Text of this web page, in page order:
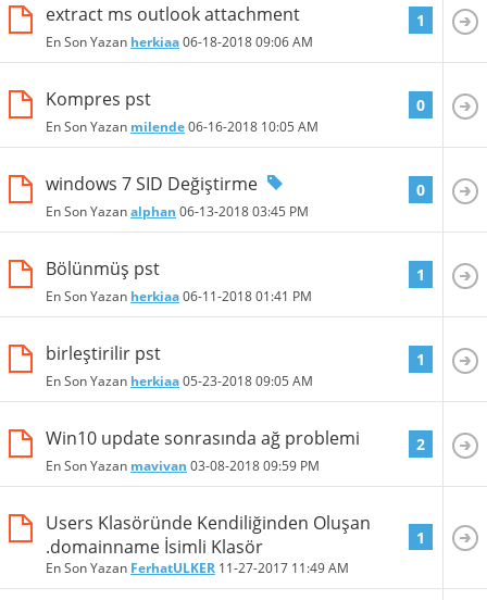
extract ms outlook attachment
En Son Yazan herkiaa06-18-201809:06 AM
1
Kompres pst
En Son Yazan milende06-16-2018 10:05 AM
0
windows 7 SID Değiştirme
En Son Yazanalphan 06-13-201803:45 PM
0
Bölünmüş pst
En Son Yazan herkiaa06-11-201801:41 PM
1
birleştirilir pst
En Son Yazan herkiaa05-23-201809:05 AM
1
Win10 update sonrasında ağ problemi
En Son Yazan mavivan 03-08-201809:59 PM
2
Users Klasöründe Kendiliğinden Oluşan
.domainname İsimli Klasör
En Son Yazan FerhatULKER 11-27-2017 11:49 AM
1